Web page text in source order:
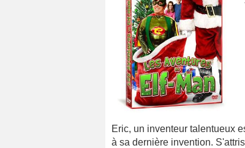
Eric, un inventeur talentueux
à sa dernière invention.